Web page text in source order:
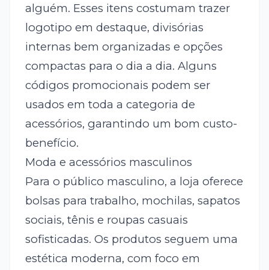
alguém. Esses itens costumam trazer
logotipo em destaque, divisórias
internas bem organizadas e opções
compactas para o dia a dia. Alguns
códigos promocionais podem ser
usados em toda a categoria de
acessórios, garantindo um bom custo-
benefício.
Moda e acessórios masculinos
Para o público masculino, a loja oferece
bolsas para trabalho, mochilas, sapatos
sociais, tênis e roupas casuais
sofisticadas. Os produtos seguem uma
estética moderna, com foco em